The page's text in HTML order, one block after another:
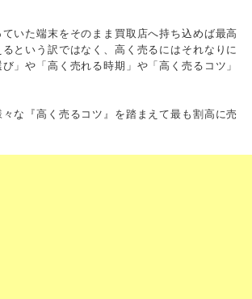
いた端末をそのまま買取店へ持ち込めば最高
という訳ではなく、高く売るにはそれなりに
び」や「高く売れる時期」や「高く売るコツ」
な『高く売るコツ』を踏まえて最も割高に売